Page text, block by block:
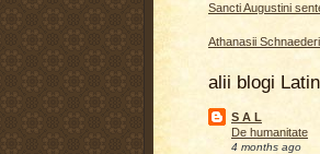
Sancti Augustini
Athanasii
alii blogi
S A L
De humanitate
4 months ago